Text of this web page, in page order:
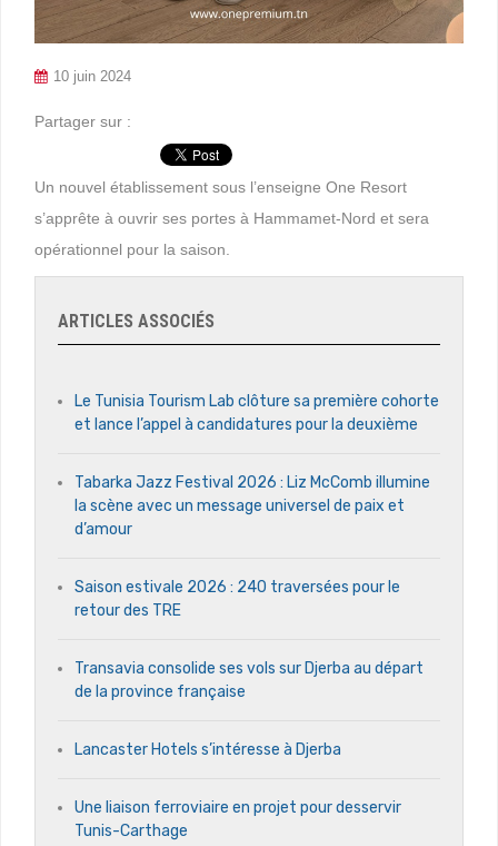
10 juin 2024
Partager sur :
Un nouvel établissement sous l’enseigne One Resort
s’apprête à ouvrir ses portes à Hammamet-Nord et sera
opérationnel pour la saison.
ARTICLES ASSOCIÉS
Le Tunisia Tourism Lab clôture sa première cohorte
et lance l’appel à candidatures pour la deuxième
Tabarka Jazz Festival 2026 : Liz McComb illumine
la scène avec un message universel de paix et
d’amour
Saison estivale 2026 : 240 traversées pour le
retour des TRE
Transavia consolide ses vols sur Djerba au départ
de la province française
Lancaster Hotels s’intéresse à Djerba
Une liaison ferroviaire en projet pour desservir
Tunis-Carthage